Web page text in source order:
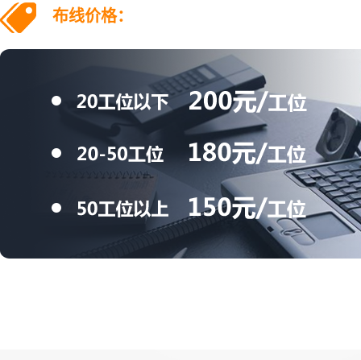
布线价格：